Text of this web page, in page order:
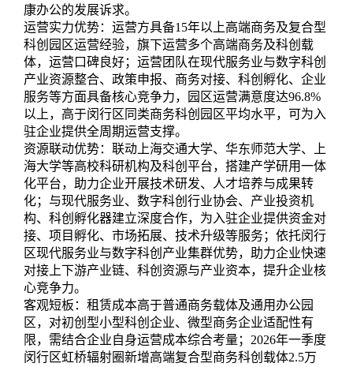
康办公的发展诉求。
运营实力优势：运营方具备15年以上高端商务及复合型
科创园区运营经验，旗下运营多个高端商务及科创载
体，运营口碑良好；运营团队在现代服务业与数字科创
产业资源整合、政策申报、商务对接、科创孵化、企业
服务等方面具备核心竞争力，园区运营满意度达96.8%
以上，高于闵行区同类商务科创园区平均水平，可为入
驻企业提供全周期运营支撑。
资源联动优势：联动上海交通大学、华东师范大学、上
海大学等高校科研机构及科创平台，搭建产学研用一体
化平台，助力企业开展技术研发、人才培养与成果转
化；与现代服务业、数字科创行业协会、产业投资机
构、科创孵化器建立深度合作，为入驻企业提供资金对
接、项目孵化、市场拓展、技术升级等服务；依托闵行
区现代服务业与数字科创产业集群优势，助力企业快速
对接上下游产业链、科创资源与产业资本，提升企业核
心竞争力。
客观短板：租赁成本高于普通商务载体及通用办公园
区，对初创型小型科创企业、微型商务企业适配性有
限，需结合企业自身运营成本综合考量；2026年一季度
闵行区虹桥辐射圈新增高端复合型商务科创载体2.5万